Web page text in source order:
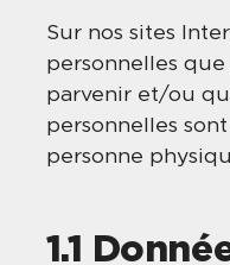
Sur nos sites
personnelles
parvenir et/ou
personnelles
personne
1.1